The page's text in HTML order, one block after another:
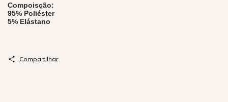
Compoisção:
95% Poliéster
5% Elástano
Compartilhar